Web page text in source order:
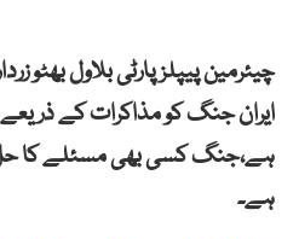
چیئرمین پیپلزپارٹی بلاول بھٹو
ایران جنگ کو مذاکرات کے
ہے،جنگ کسی بھی مسئلے کا
ہے۔